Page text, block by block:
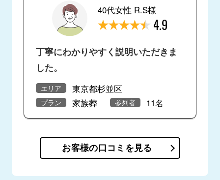
40代女性 R.S様
4.9
丁寧にわかりやすく説明いただきま
した。
エリア 東京都杉並区
プラン 家族葬 参列者 11名
お客様の口コミを見る